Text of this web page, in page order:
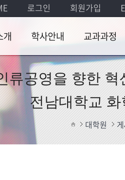
로그인 회원가입
개 학사안내
학사일정
전공배정
장학제도
졸업요건
교과과정
공학교육인증
과정
공학교육인증
류공영을 향한 혁
전남대학교
대학원